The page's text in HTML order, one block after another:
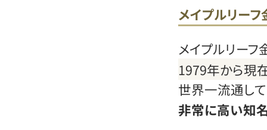
メイプルリーフ
メイプルリーフ
1979年から現
世界一流通し
非常に高い知